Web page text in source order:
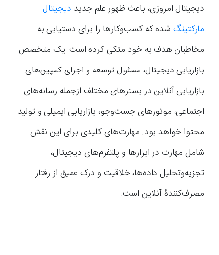
دیجیتال امروزی، باعث ظهور علم جدید دیجیتال
مارکتینگ شده که کسب‌وکارها را برای دستیابی به
مخاطبان هدف به خود متکی کرده است. یک متخصص
بازاریابی دیجیتال، مسئول توسعه و اجرای کمپین‌های
بازاریابی آنلاین در بسترهای مختلف ازجمله رسانه‌های
اجتماعی، موتورهای جست‌وجو، بازاریابی ایمیلی و تولید
محتوا خواهد بود. مهارت‌های کلیدی برای این نقش
شامل مهارت در ابزارها و پلتفرم‌های دیجیتال،
تجزیه‌و‌تحلیل داده‌ها، خلاقیت و درک عمیق از رفتار
مصرف‌کنندۀ آنلاین است.